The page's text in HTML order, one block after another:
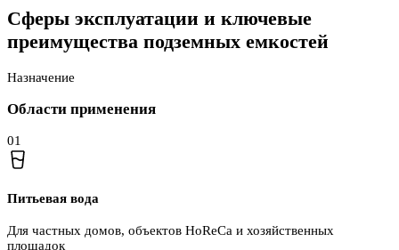
Сферы эксплуатации и ключевые
преимущества подземных емкостей
Назначение
Области применения
01
Питьевая вода
Для частных домов, объектов HoReCa и хозяйственных
площадок